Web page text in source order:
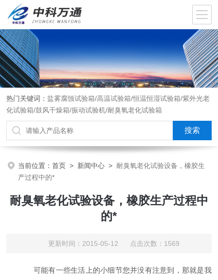
热门关键词：盐雾腐蚀试验箱/高温试验箱/恒温恒湿试验箱/紫外光老
化试验箱/鼓风干燥箱/振动试验机/耐臭氧老化试验箱
当前位置：首页 > 新闻中心 > 耐臭氧老化试验设备，橡胶生
产过程中的*
耐臭氧老化试验设备，橡胶生产过程中
的*
更新时间：2015-05-12 点击次数：1569
可能有一些生活上的小细节您并没有注意到，那就是我